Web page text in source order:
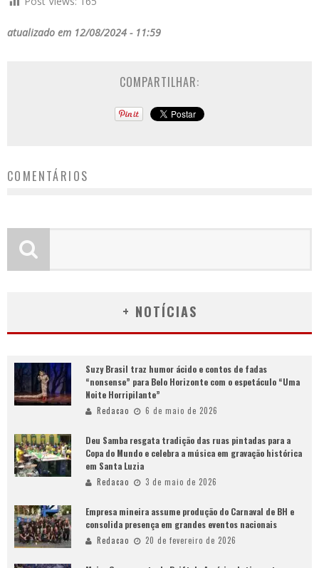
atualizado em 12/08/2024 - 11:59
COMPARTILHAR:
COMENTÁRIOS
+ NOTÍCIAS
Suzy Brasil traz humor ácido e contos de fadas
“nonsense” para Belo Horizonte com o espetáculo “Uma
Noite Horripilante”
Redacao 6 de maio de 2026
Deu Samba resgata tradição das ruas pintadas para a
Copa do Mundo e celebra a música em gravação histórica
em Santa Luzia
Redacao 3 de maio de 2026
Empresa mineira assume produção do Carnaval de BH e
consolida presença em grandes eventos nacionais
Redacao 20 de fevereiro de 2026